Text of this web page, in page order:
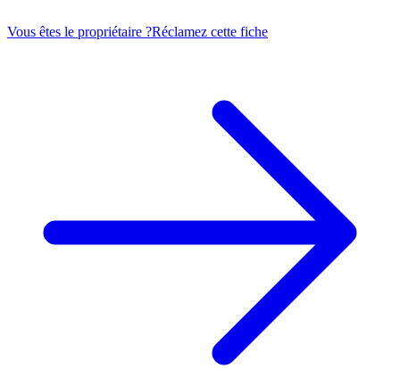
Vous êtes le propriétaire ?Réclamez cette fiche